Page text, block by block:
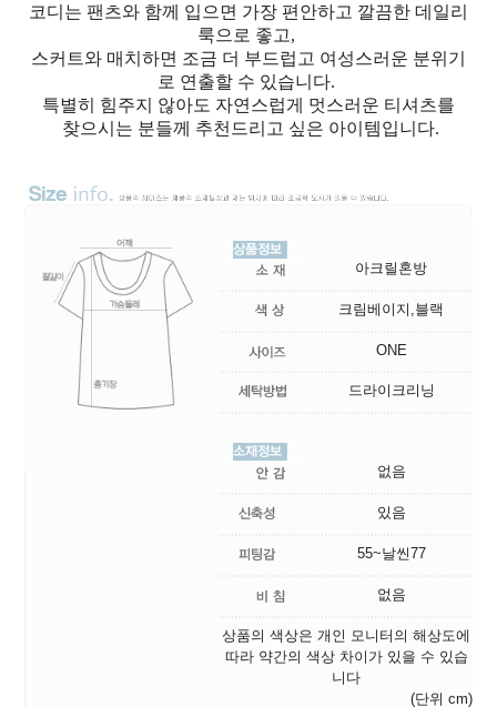
코디는 팬츠와 함께 입으면 가장 편안하고 깔끔한 데일리
룩으로 좋고,
스커트와 매치하면 조금 더 부드럽고 여성스러운 분위기
로 연출할 수 있습니다.
특별히 힘주지 않아도 자연스럽게 멋스러운 티셔츠를
찾으시는 분들께 추천드리고 싶은 아이템입니다.
아크릴혼방
크림베이지,블랙
ONE
드라이크리닝
없음
있음
55~날씬77
없음
상품의 색상은 개인 모니터의 해상도에
따라 약간의 색상 차이가 있을 수 있습
니다
(단위 cm)